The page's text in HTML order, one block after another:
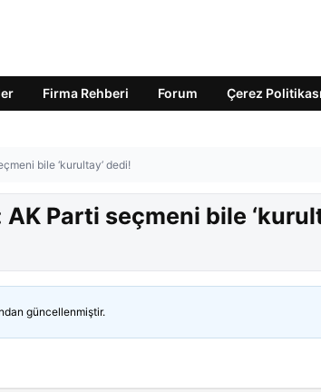
Firma Rehberi Forum Çerez Politikası
bile ‘kurultay’ dedi!
Parti seçmeni bile
güncellenmiştir.